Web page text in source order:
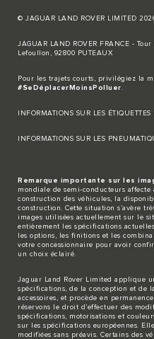
© JAGUAR LAND ROVER LIMITED
JAGUAR LAND ROVER FRANCE -
Lefoullon, 92800 PUTEAUX
Pour les trajets courts, privilégiez la
#SeDéplacerMoinsPolluer
INFORMATIONS SUR LES ÉTIQUETTES
INFORMATIONS SUR LES
Remarque importante sur les
mondiale de semi-conducteurs
construction des véhicules, la
construction. Cette situation s’avère
images utilisées actuellement sur le
entièrement les spécifications
les options, les finitions et les
votre concessionnaire pour avoir
un choix éclairé.
Jaguar Land Rover Limited applique
spécifications, de la conception et de
accessoires, et procède en
réservons le droit d’effectuer des
spécifications, motorisations et
sur les spécifications européennes.
modifiées sans préavis. Certains des